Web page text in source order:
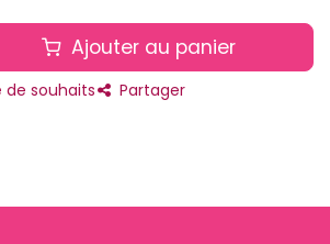
Ajouter au panier
de souhaits Partager